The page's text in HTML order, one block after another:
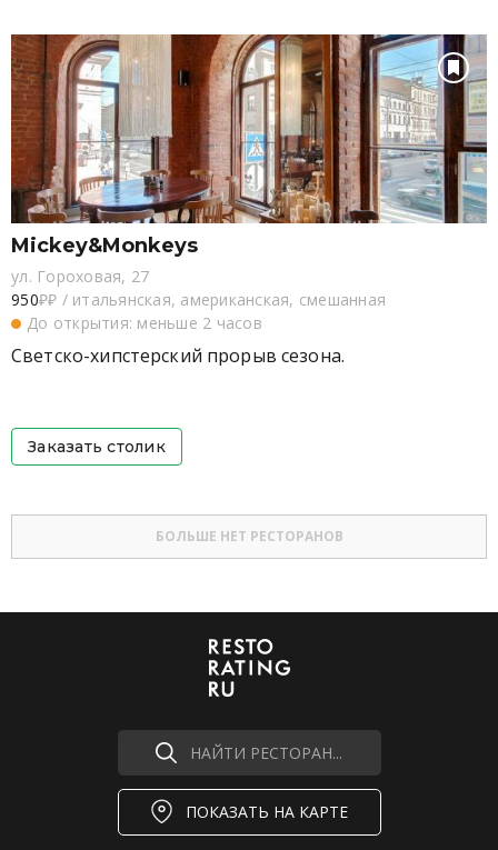
Mickey&Monkeys
ул. Гороховая, 27
950₽₽ / итальянская, американская, смешанная
До открытия: меньше 2 часов
Светско-хипстерский прорыв сезона.
Заказать столик
БОЛЬШЕ НЕТ РЕСТОРАНОВ
НАЙТИ РЕСТОРАН...
ПОКАЗАТЬ НА КАРТЕ